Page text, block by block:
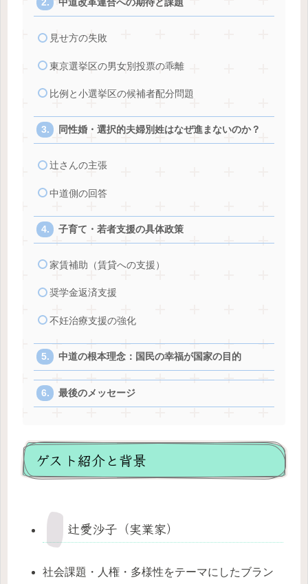
中道改革連合への期待と課題
見せ方の失敗
東京選挙区の男女別投票の乖離
比例と小選挙区の候補者配分問題
同性婚・選択的夫婦別姓はなぜ進まないのか？
辻さんの主張
中道側の回答
子育て・若者支援の具体政策
家賃補助（賃貸への支援）
奨学金返済支援
不妊治療支援の強化
中道の根本理念：国民の幸福が国家の目的
最後のメッセージ
ゲスト紹介と背景
辻愛沙子（実業家）
社会課題・人権・多様性をテーマにしたブラン